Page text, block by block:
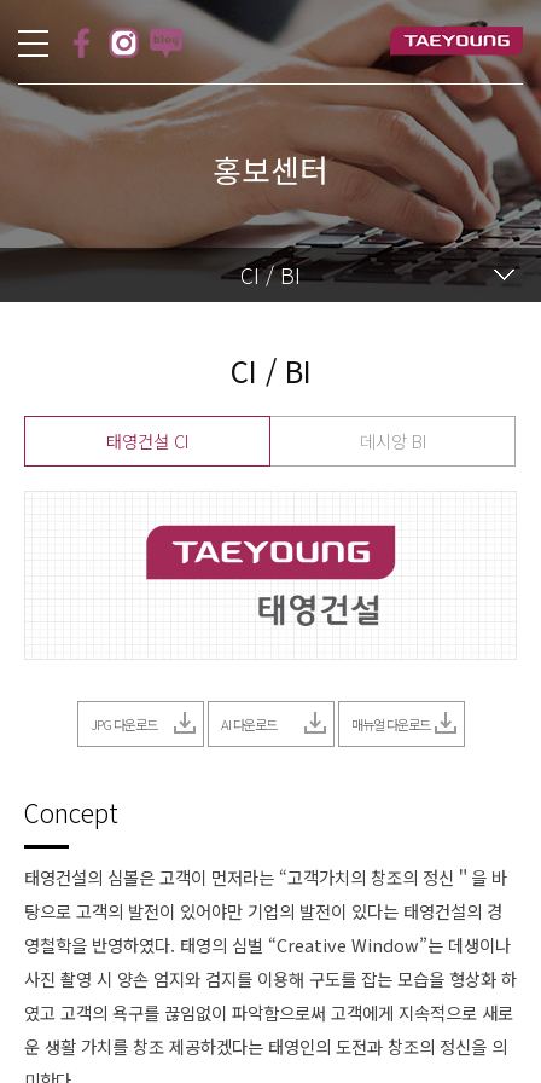
홍보센터
CI / BI
CI / BI
태영건설 CI 데시앙 BI
JPG 다운로드 AI 다운로드 매뉴얼 다운로드
Concept
태영건설의 심볼은 고객이 먼저라는 “고객가치의 창조의 정신＂을 바
탕으로 고객의 발전이 있어야만 기업의 발전이 있다는 태영건설의 경
영철학을 반영하였다. 태영의 심벌 “Creative Window”는 데생이나
사진 촬영 시 양손 엄지와 검지를 이용해 구도를 잡는 모습을 형상화 하
였고 고객의 욕구를 끊임없이 파악함으로써 고객에게 지속적으로 새로
운 생활 가치를 창조 제공하겠다는 태영인의 도전과 창조의 정신을 의